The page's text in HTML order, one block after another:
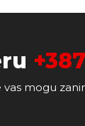
mogu